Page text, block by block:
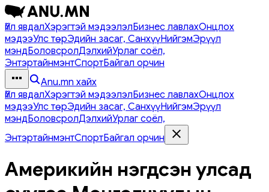
Үйл явдалХэрэгтэй мэдээлэлБизнес лавлахОнцлох
мэдээУлс төрЭдийн засаг, СанхүүНийгэмЭрүүл
мэндБоловсролДэлхийУрлаг соёл,
ЭнтэртайнмэнтСпортБайгал орчин
Anu.mn хайх
Үйл явдалХэрэгтэй мэдээлэлБизнес лавлахОнцлох
мэдээУлс төрЭдийн засаг, СанхүүНийгэмЭрүүл
мэндБоловсролДэлхийУрлаг соёл,
ЭнтэртайнмэнтСпортБайгал орчин
Америкийн нэгдсэн улсад